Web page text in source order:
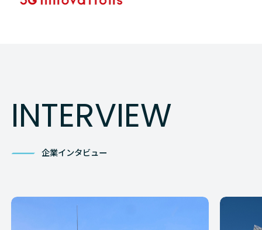
INTERVIEW
企業インタビュー